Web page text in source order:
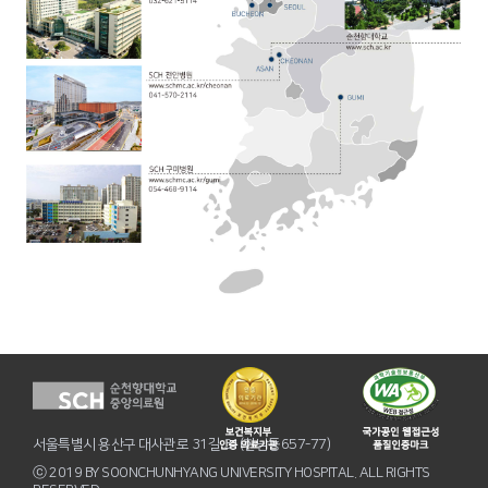
서울특별시 용산구 대사관로 31길 31(한남동657-77)
ⓒ 2019 BY SOONCHUNHYANG UNIVERSITY HOSPITAL. ALL RIGHTS